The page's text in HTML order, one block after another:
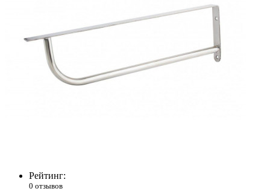
Рейтинг:
0 отзывов